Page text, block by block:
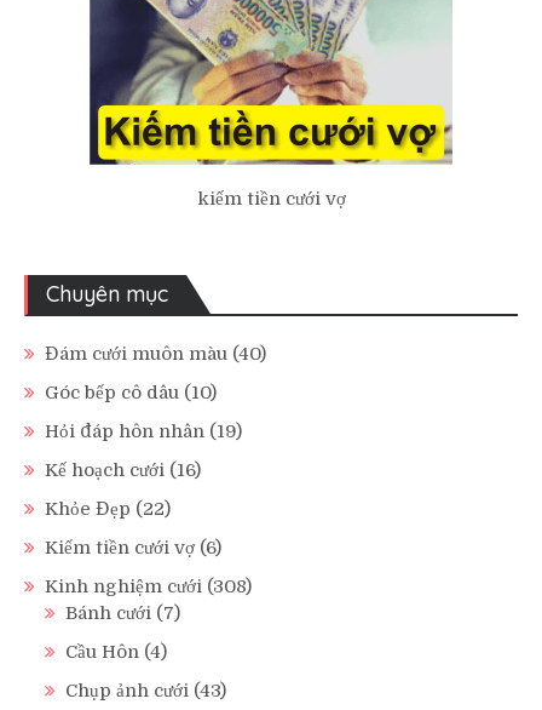
kiếm tiền cưới vợ
Chuyên mục
Đám cưới muôn màu (40)
Góc bếp cô dâu (10)
Hỏi đáp hôn nhân (19)
Kế hoạch cưới (16)
Khỏe Đẹp (22)
Kiếm tiền cưới vợ (6)
Kinh nghiệm cưới (308)
Bánh cưới (7)
Cầu Hôn (4)
Chụp ảnh cưới (43)